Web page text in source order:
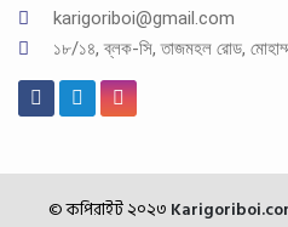
karigoriboi@gmail.com
১৮/১৪, ব্লক-সি, তাজমহল রোড,
© কপিরাইট ২০২৩